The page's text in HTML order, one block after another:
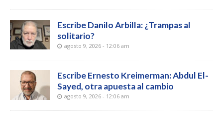
Escribe Danilo Arbilla: ¿Trampas al
solitario?
agosto 9, 2026 - 12:06 am
Escribe Ernesto Kreimerman: Abdul El-
Sayed, otra apuesta al cambio
agosto 9, 2026 - 12:06 am